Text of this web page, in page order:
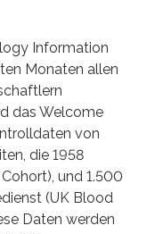
Information
Monaten allen
das Welcome
von
die 1958
und 1.500
(UK Blood
Daten werden